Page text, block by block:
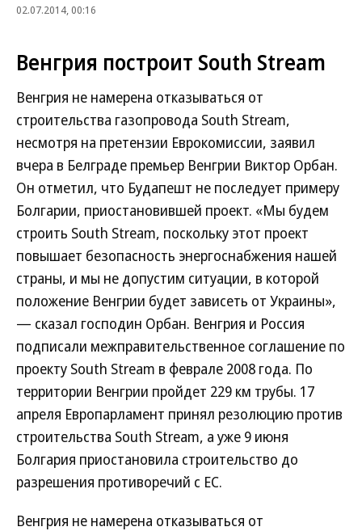
02.07.2014, 00:16
Венгрия построит South Stream
Венгрия не намерена отказываться от
строительства газопровода South Stream,
несмотря на претензии Еврокомиссии, заявил
вчера в Белграде премьер Венгрии Виктор Орбан.
Он отметил, что Будапешт не последует примеру
Болгарии, приостановившей проект. «Мы будем
строить South Stream, поскольку этот проект
повышает безопасность энергоснабжения нашей
страны, и мы не допустим ситуации, в которой
положение Венгрии будет зависеть от Украины»,
— сказал господин Орбан. Венгрия и Россия
подписали межправительственное соглашение по
проекту South Stream в феврале 2008 года. По
территории Венгрии пройдет 229 км трубы. 17
апреля Европарламент принял резолюцию против
строительства South Stream, а уже 9 июня
Болгария приостановила строительство до
разрешения противоречий с ЕС.
Венгрия не намерена отказываться от